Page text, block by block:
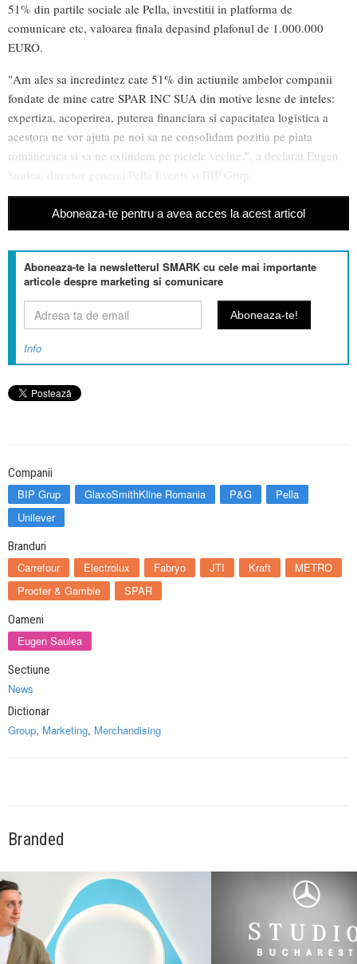
51% din partile sociale ale Pella, investitii in platforma de
comunicare etc, valoarea finala depasind plafonul de 1.000.000
EURO.
"Am ales sa incredintez cate 51% din actiunile ambelor companii
fondate de mine catre SPAR INC SUA din motive lesne de inteles:
expertiza, acoperirea, puterea financiara si capacitatea logistica a
acestora ne vor ajuta pe noi sa ne consolidam pozitia pe piata
romaneasca si sa ne extindem pe pietele vecine.", a declarat Eugen
Saulea, director general Pella Events si BIP Grup.
Aboneaza-te pentru a avea acces la acest articol
Aboneaza-te la newsletterul SMARK cu cele mai importante
articole despre marketing si comunicare
Info
Companii
BIP Grup GlaxoSmithKline Romania P&G
Pella
Unilever
Branduri
Carrefour Electrolux Fabryo JTI Kraft
METRO
Procter & Gamble
SPAR
Oameni
Eugen Saulea
Sectiune
News
Dictionar
Group, Marketing, Merchandising
Branded